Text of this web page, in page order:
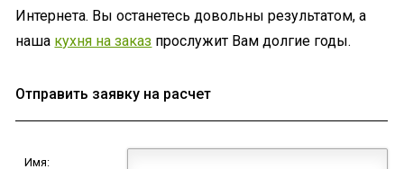
Интернета. Вы останетесь довольны результатом, а
наша кухня на заказ прослужит Вам долгие годы.
Отправить заявку на расчет
Имя: